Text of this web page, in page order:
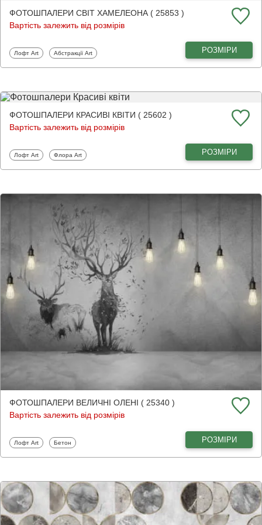
ФОТОШПАЛЕРИ СВІТ ХАМЕЛЕОНА ( 25853 )
Вартість залежить від розмірів
Фотошпалери
Лофт Art Фотошпалери
Абстракції Art РОЗМІРИ
ФОТОШПАЛЕРИ КРАСИВІ КВІТИ ( 25602 )
Вартість залежить від розмірів
Фотошпалери
Лофт Art Фотошпалери
Флора Art РОЗМІРИ
ФОТОШПАЛЕРИ ВЕЛИЧНІ ОЛЕНІ ( 25340 )
Вартість залежить від розмірів
Фотошпалери
Лофт Art Фотошпалери
Бетон РОЗМІРИ